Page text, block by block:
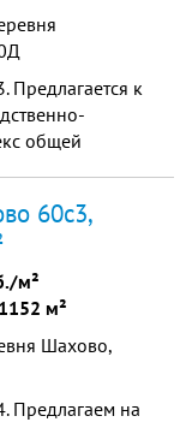
- 9 м,...
к
общей
земeльнoм
oбopудoвaно
60с3,
м²
м²
Шахово,
Предлагаем на